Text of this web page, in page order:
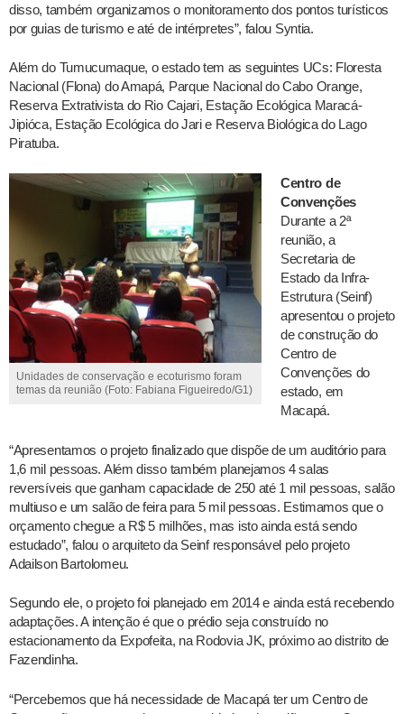
disso, também organizamos o monitoramento dos pontos turísticos
por guias de turismo e até de intérpretes”, falou Syntia.
Além do Tumucumaque, o estado tem as seguintes UCs: Floresta
Nacional (Flona) do Amapá, Parque Nacional do Cabo Orange,
Reserva Extrativista do Rio Cajari, Estação Ecológica Maracá-
Jipióca, Estação Ecológica do Jari e Reserva Biológica do Lago
Piratuba.
Unidades de conservação e ecoturismo foram
temas da reunião (Foto: Fabiana Figueiredo/G1)
Centro de
Convenções
Durante a 2ª
reunião, a
Secretaria de
Estado da Infra-
Estrutura (Seinf)
apresentou o projeto
de construção do
Centro de
Convenções do
estado, em
Macapá.
“Apresentamos o projeto finalizado que dispõe de um auditório para
1,6 mil pessoas. Além disso também planejamos 4 salas
reversíveis que ganham capacidade de 250 até 1 mil pessoas, salão
multiuso e um salão de feira para 5 mil pessoas. Estimamos que o
orçamento chegue a R$ 5 milhões, mas isto ainda está sendo
estudado”, falou o arquiteto da Seinf responsável pelo projeto
Adailson Bartolomeu.
Segundo ele, o projeto foi planejado em 2014 e ainda está recebendo
adaptações. A intenção é que o prédio seja construído no
estacionamento da Expofeita, na Rodovia JK, próximo ao distrito de
Fazendinha.
“Percebemos que há necessidade de Macapá ter um Centro de